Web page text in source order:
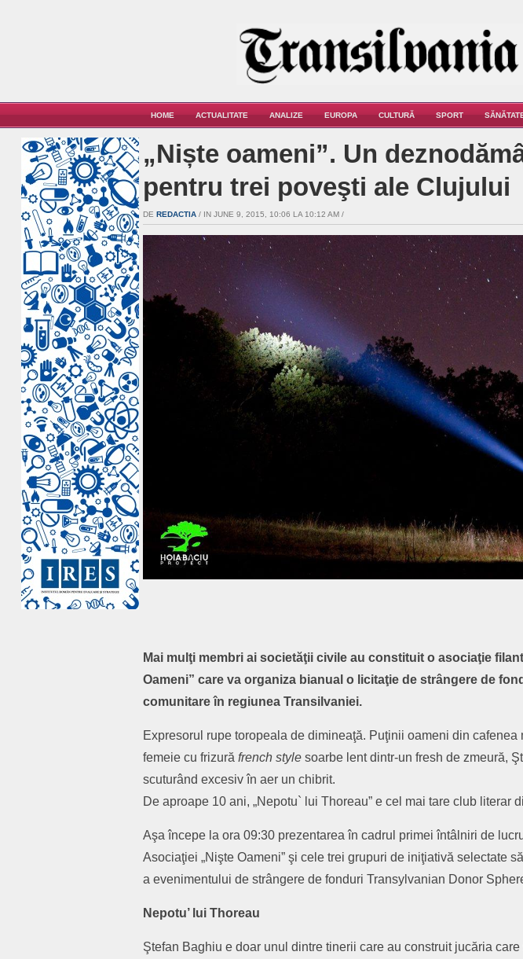
HOME ACTUALITATE ANALIZE EUROPA CULTURĂ SPORT
„Niște oameni”. Un
pentru trei poveşti ale Clujului
DE REDACTIA / IN JUNE 9, 2015, 10:06 LA 10:12 AM /
Mai mulţi membri ai societăţii civile au constituit o asociaţie
Oameni” care va organiza bianual o licitaţie de strângere de
comunitare în regiunea Transilvaniei.
Expresorul rupe toropeala de dimineaţă. Puţinii oameni din cafenea
femeie cu frizură french style soarbe lent dintr-un fresh de zmeură,
scuturând excesiv în aer un chibrit.
De aproape 10 ani, „Nepotu` lui Thoreau” e cel mai tare club literar
Aşa începe la ora 09:30 prezentarea în cadrul primei întâlniri de
Asociaţiei „Nişte Oameni” şi cele trei grupuri de iniţiativă selectate
a evenimentului de strângere de fonduri Transylvanian Donor
Nepotu’ lui Thoreau
Ştefan Baghiu e doar unul dintre tinerii care au construit jucăria care